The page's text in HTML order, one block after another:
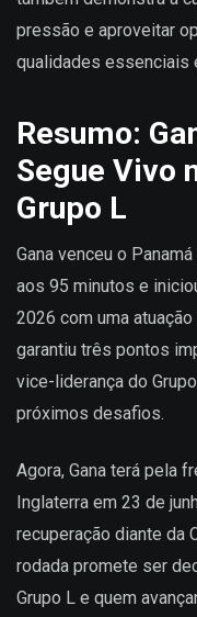
pressão e aproveitar
qualidades essenciais
Resumo:
Segue Vivo
Grupo L
Gana venceu o
aos 95 minutos e
2026 com uma
garantiu três pontos
vice-liderança do
próximos desafios.
Agora, Gana terá pela
Inglaterra em 23 de
recuperação diante da
rodada promete ser
Grupo L e quem